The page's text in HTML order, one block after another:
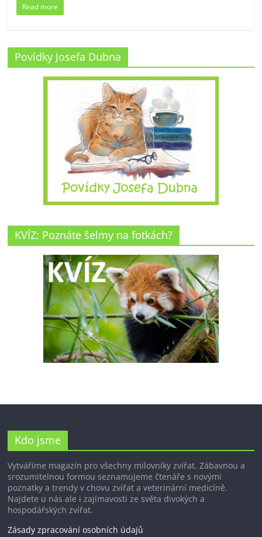
Read more
Povídky Josefa Dubna
KVÍZ: Poznáte šelmy na fotkách?
Kdo jsme
Vytváříme magazín pro všechny milovníky zvířat. Zábavnou a
srozumitelnou formou seznamujeme čtenáře s novými
poznatky a trendy v chovu zvířat a veterinární medicíně.
Najdete u nás ale i zajímavosti ze světa divokých a
hospodářských zvířat.
Zásady zpracování osobních údajů